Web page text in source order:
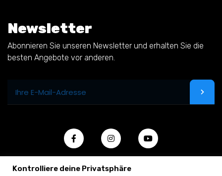
Newsletter
Abonnieren Sie unseren Newsletter und erhalten Sie die
besten Angebote vor anderen.
Kontrolliere deine Privatsphäre